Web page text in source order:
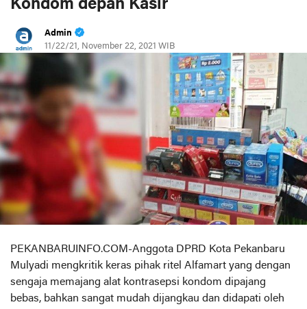
Kondom depan Kasir
Admin
11/22/21, November 22, 2021 WIB
PEKANBARUINFO.COM-Anggota DPRD Kota Pekanbaru
Mulyadi mengkritik keras pihak ritel Alfamart yang dengan
sengaja memajang alat kontrasepsi kondom dipajang
bebas, bahkan sangat mudah dijangkau dan didapati oleh